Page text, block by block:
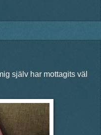
själv har mottagits väl